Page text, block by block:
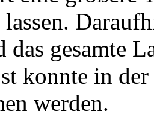
lassen.
das gesamte
konnte in
werden.